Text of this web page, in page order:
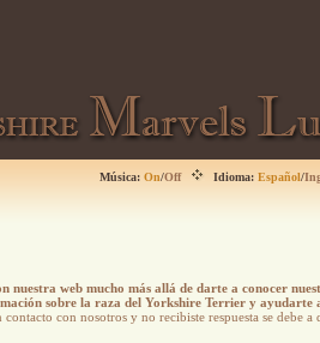
Música: On/Off Idioma: Español/
nuestra web mucho más allá de darte a conocer
sobre la raza del Yorkshire Terrier y ayudarte
contacto con nosotros y no recibiste respuesta se debe